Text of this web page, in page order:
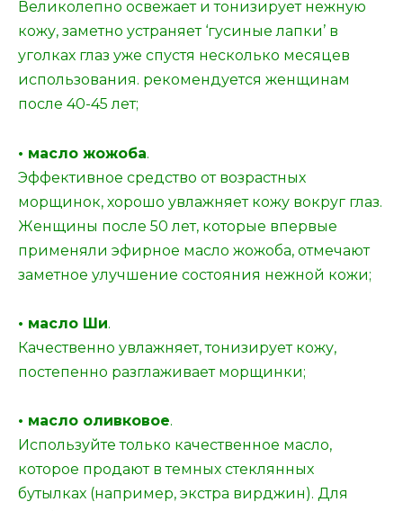
Великолепно освежает и тонизирует нежную
кожу, заметно устраняет ‘гусиные лапки’ в
уголках глаз уже спустя несколько месяцев
использования. рекомендуется женщинам
после 40-45 лет;
• масло жожоба.
Эффективное средство от возрастных
морщинок, хорошо увлажняет кожу вокруг глаз.
Женщины после 50 лет, которые впервые
применяли эфирное масло жожоба, отмечают
заметное улучшение состояния нежной кожи;
• масло Ши.
Качественно увлажняет, тонизирует кожу,
постепенно разглаживает морщинки;
• масло оливковое.
Используйте только качественное масло,
которое продают в темных стеклянных
бутылках (например, экстра вирджин). Для